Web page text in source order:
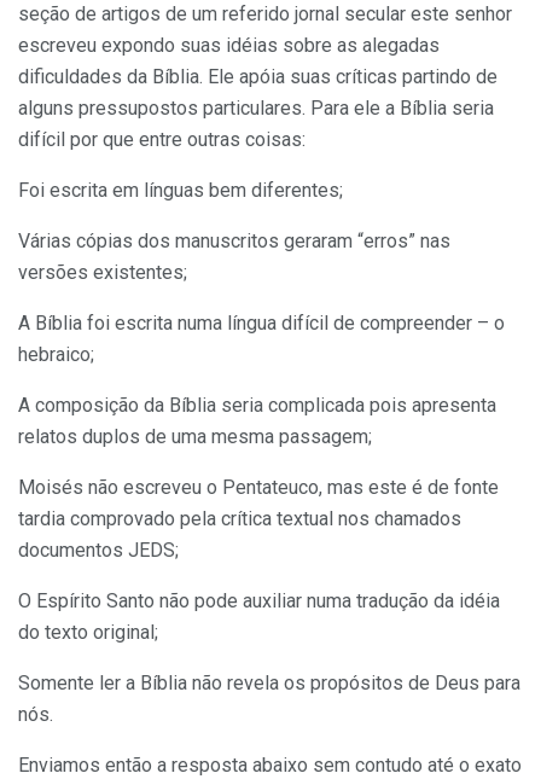
seção de artigos de um referido jornal secular este senhor
escreveu expondo suas idéias sobre as alegadas
dificuldades da Bíblia. Ele apóia suas críticas partindo de
alguns pressupostos particulares. Para ele a Bíblia seria
difícil por que entre outras coisas:
Foi escrita em línguas bem diferentes;
Várias cópias dos manuscritos geraram “erros” nas
versões existentes;
A Bíblia foi escrita numa língua difícil de compreender – o
hebraico;
A composição da Bíblia seria complicada pois apresenta
relatos duplos de uma mesma passagem;
Moisés não escreveu o Pentateuco, mas este é de fonte
tardia comprovado pela crítica textual nos chamados
documentos JEDS;
O Espírito Santo não pode auxiliar numa tradução da idéia
do texto original;
Somente ler a Bíblia não revela os propósitos de Deus para
nós.
Enviamos então a resposta abaixo sem contudo até o exato